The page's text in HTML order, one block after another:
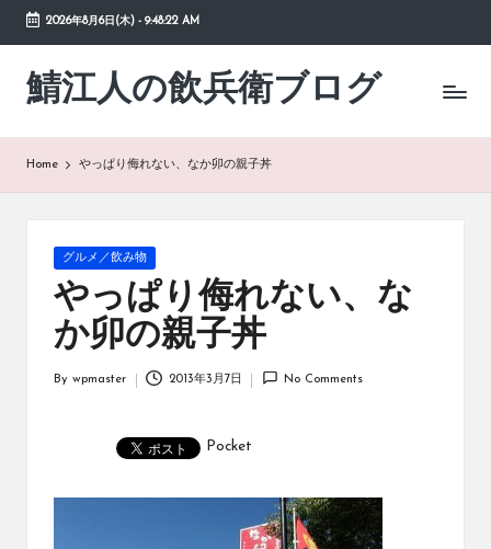
Skip
content
2026年8月6日(木)- 9:48:23 AM
鯖江人の飲兵衛ブログ
日々
の
Home やっぱり侮れない、なか卯の親子丼
Posted
グルメ／飲み物
やっぱり侮れない、な
か卯の親子丼
By wpmaster 2013年3月7日 No Comments
Pocket